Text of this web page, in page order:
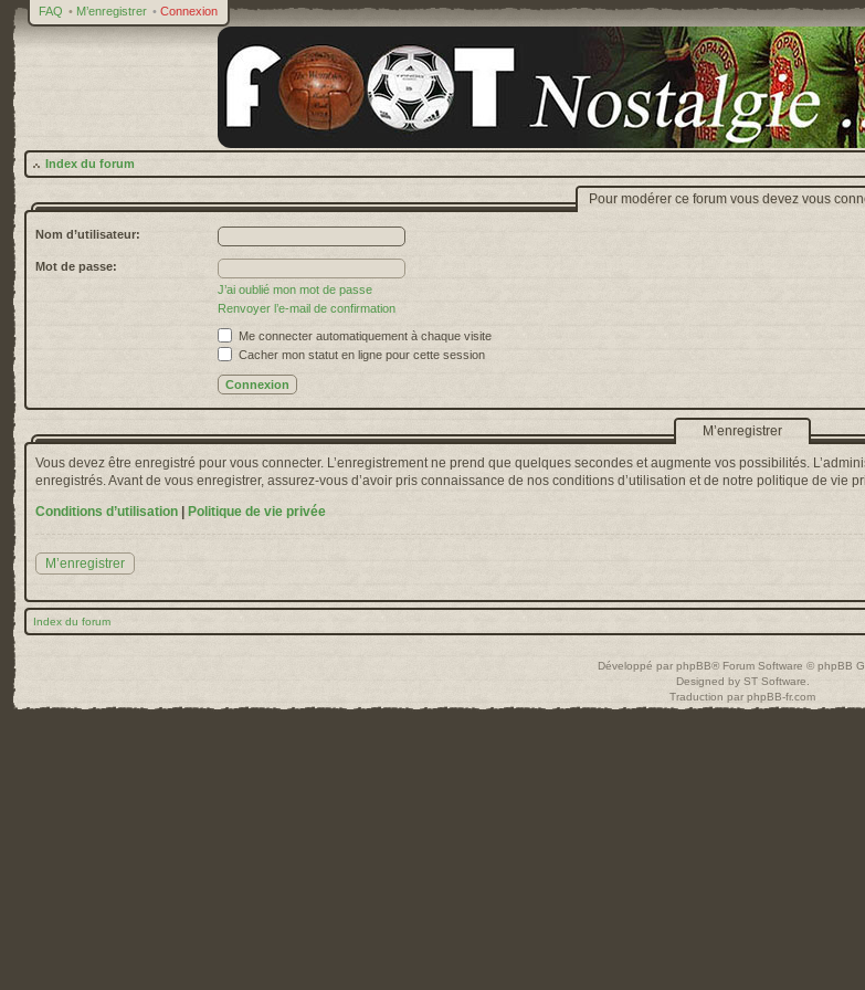
FAQ • M’enregistrer • Connexion
Index du forum
Pour modérer ce forum vous devez vous
Nom d’utilisateur:
Mot de passe:
J’ai oublié mon mot de passe
Renvoyer l’e-mail de confirmation
Me connecter automatiquement à chaque visite
Cacher mon statut en ligne pour cette session
M’enregistrer
Vous devez être enregistré pour vous connecter. L’enregistrement ne prend que quelques secondes et augmente vos possibilités.
enregistrés. Avant de vous enregistrer, assurez-vous d’avoir pris connaissance de nos conditions d’utilisation et de notre politique de vie
Conditions d’utilisation
Politique de vie privée
M’enregistrer
Index du forum
Développé par phpBB® Forum Software © phpBB
Designed by ST Software
Traduction par phpBB-fr.com